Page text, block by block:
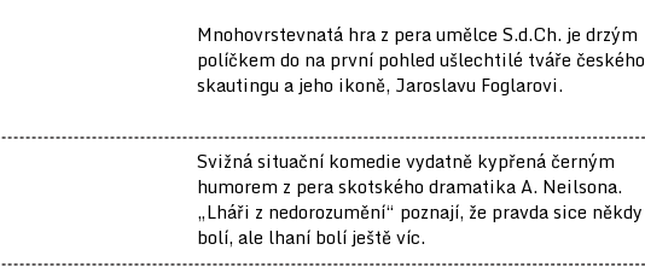
Mnohovrstevnatá hra z pera umělce S.d.Ch. je drzým
políčkem do na první pohled ušlechtilé tváře českého
skautingu a jeho ikoně, Jaroslavu Foglarovi.
Svižná situační komedie vydatně kypřená černým
humorem z pera skotského dramatika A. Neilsona.
„Lháři z nedorozumění“ poznají, že pravda sice někdy
bolí, ale lhaní bolí ještě víc.